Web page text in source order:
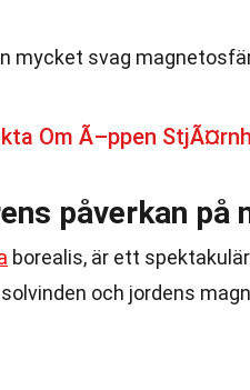
mycket svag
Om Ã–ppen
påverkan på
borealis, är ett
och jordens